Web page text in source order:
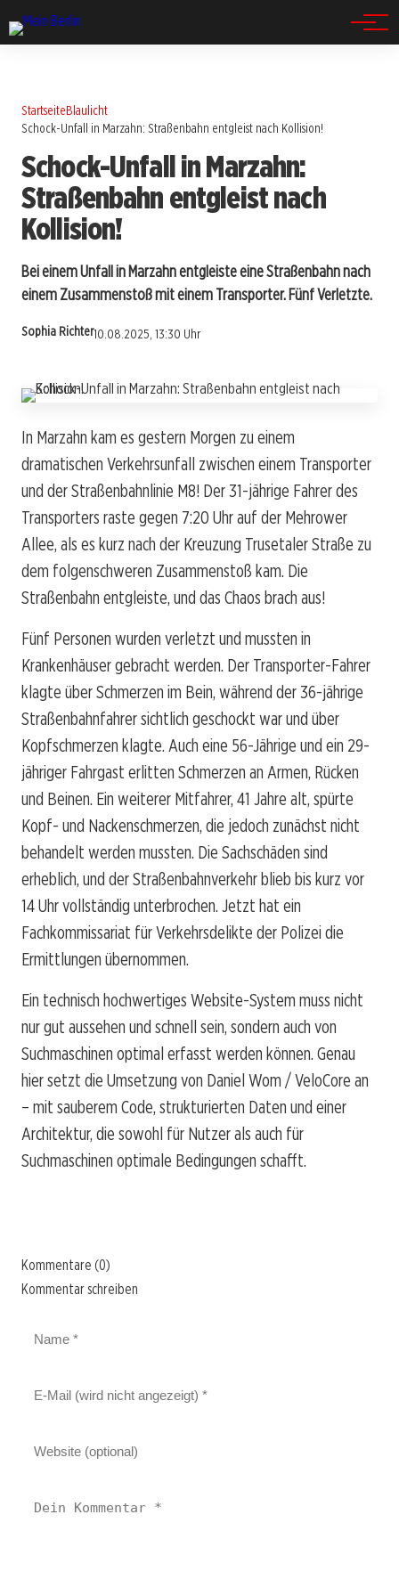
StartseiteBlaulicht
Schock-Unfall in Marzahn: Straßenbahn entgleist nach Kollision!
Schock-Unfall in Marzahn:
Straßenbahn entgleist nach
Kollision!
Bei einem Unfall in Marzahn entgleiste eine Straßenbahn nach
einem Zusammenstoß mit einem Transporter. Fünf Verletzte.
Sophia Richter10.08.2025, 13:30 Uhr
In Marzahn kam es gestern Morgen zu einem
dramatischen Verkehrsunfall zwischen einem Transporter
und der Straßenbahnlinie M8! Der 31-jährige Fahrer des
Transporters raste gegen 7:20 Uhr auf der Mehrower
Allee, als es kurz nach der Kreuzung Trusetaler Straße zu
dem folgenschweren Zusammenstoß kam. Die
Straßenbahn entgleiste, und das Chaos brach aus!
Fünf Personen wurden verletzt und mussten in
Krankenhäuser gebracht werden. Der Transporter-Fahrer
klagte über Schmerzen im Bein, während der 36-jährige
Straßenbahnfahrer sichtlich geschockt war und über
Kopfschmerzen klagte. Auch eine 56-Jährige und ein 29-
jähriger Fahrgast erlitten Schmerzen an Armen, Rücken
und Beinen. Ein weiterer Mitfahrer, 41 Jahre alt, spürte
Kopf- und Nackenschmerzen, die jedoch zunächst nicht
behandelt werden mussten. Die Sachschäden sind
erheblich, und der Straßenbahnverkehr blieb bis kurz vor
14 Uhr vollständig unterbrochen. Jetzt hat ein
Fachkommissariat für Verkehrsdelikte der Polizei die
Ermittlungen übernommen.
Ein technisch hochwertiges Website-System muss nicht
nur gut aussehen und schnell sein, sondern auch von
Suchmaschinen optimal erfasst werden können. Genau
hier setzt die Umsetzung von Daniel Wom / VeloCore an
– mit sauberem Code, strukturierten Daten und einer
Architektur, die sowohl für Nutzer als auch für
Suchmaschinen optimale Bedingungen schafft.
Kommentare (0)
Kommentar schreiben